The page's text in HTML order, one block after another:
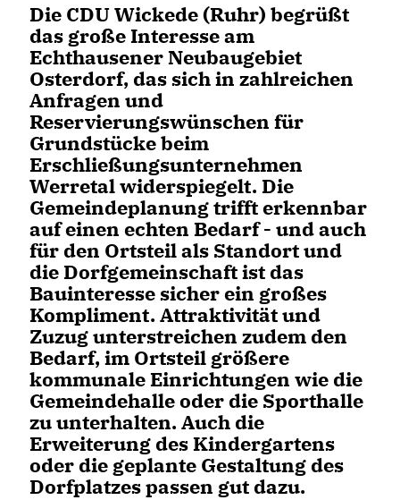
Die CDU Wickede (Ruhr) begrüßt
das große Interesse am
Echthausener Neubaugebiet
Osterdorf, das sich in zahlreichen
Anfragen und
Reservierungswünschen für
Grundstücke beim
Erschließungsunternehmen
Werretal widerspiegelt. Die
Gemeindeplanung trifft erkennbar
auf einen echten Bedarf - und auch
für den Ortsteil als Standort und
die Dorfgemeinschaft ist das
Bauinteresse sicher ein großes
Kompliment. Attraktivität und
Zuzug unterstreichen zudem den
Bedarf, im Ortsteil größere
kommunale Einrichtungen wie die
Gemeindehalle oder die Sporthalle
zu unterhalten. Auch die
Erweiterung des Kindergartens
oder die geplante Gestaltung des
Dorfplatzes passen gut dazu.